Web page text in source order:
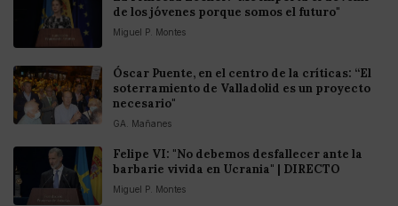
de los jóvenes porque somos el futuro"
Miguel P. Montes
Óscar Puente, en el centro de la críticas: “El
soterramiento de Valladolid es un proyecto
necesario"
GA. Mañanes
Felipe VI: "No debemos desfallecer ante la
barbarie vivida en Ucrania" | DIRECTO
Miguel P. Montes